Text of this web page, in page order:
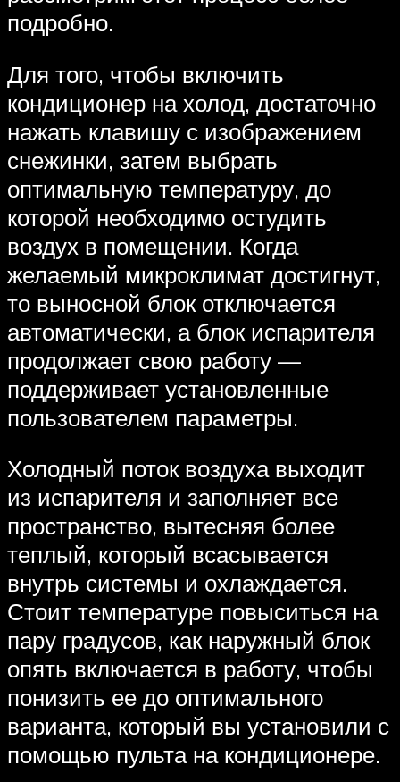
подробно.
Для того, чтобы включить
кондиционер на холод, достаточно
нажать клавишу с изображением
снежинки, затем выбрать
оптимальную температуру, до
которой необходимо остудить
воздух в помещении. Когда
желаемый микроклимат достигнут,
то выносной блок отключается
автоматически, а блок испарителя
продолжает свою работу —
поддерживает установленные
пользователем параметры.
Холодный поток воздуха выходит
из испарителя и заполняет все
пространство, вытесняя более
теплый, который всасывается
внутрь системы и охлаждается.
Стоит температуре повыситься на
пару градусов, как наружный блок
опять включается в работу, чтобы
понизить ее до оптимального
варианта, который вы установили с
помощью пульта на кондиционере.